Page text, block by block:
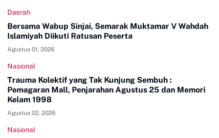
Daerah
Bersama Wabup Sinjai, Semarak Muktamar V Wahdah
Islamiyah Diikuti Ratusan Peserta
Agustus 01, 2026
Nasional
Trauma Kolektif yang Tak Kunjung Sembuh :
Pemagaran Mall, Penjarahan Agustus 25 dan Memori
Kelam 1998
Agustus 02, 2026
Nasional